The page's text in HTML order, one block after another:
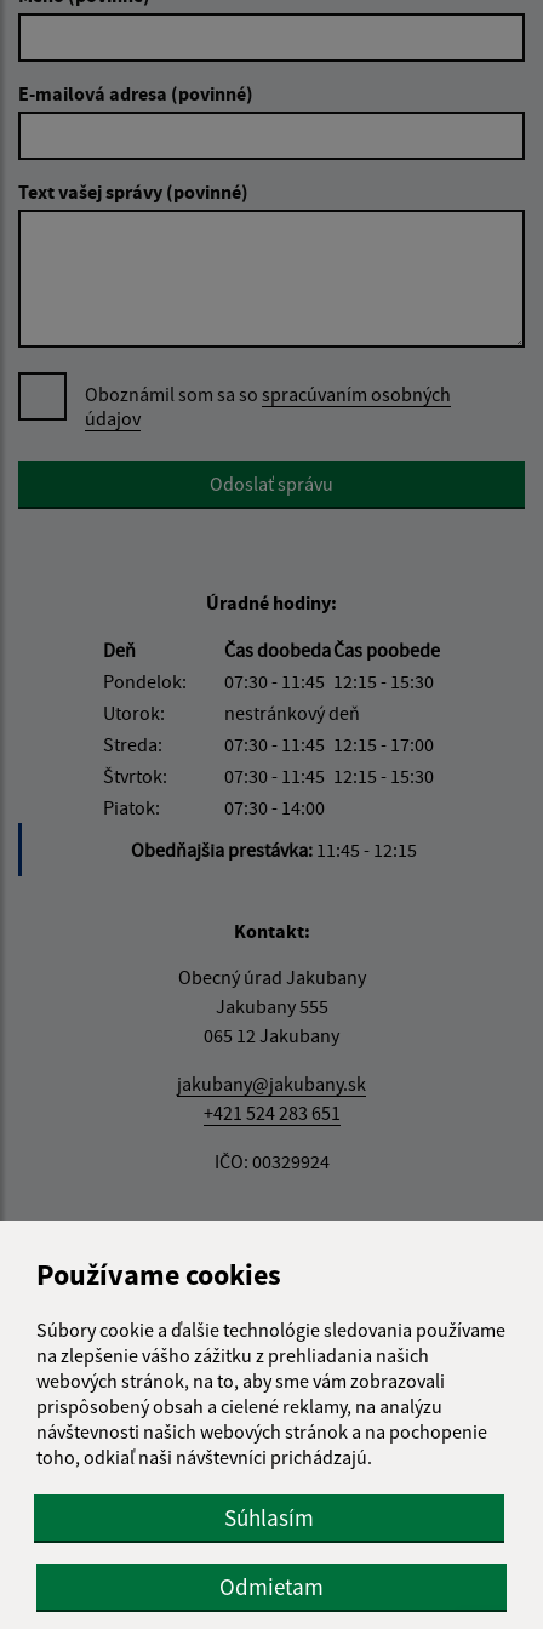
Používame cookies
Súbory cookie a ďalšie technológie sledovania používame
na zlepšenie vášho zážitku z prehliadania našich
webových stránok, na to, aby sme vám zobrazovali
prispôsobený obsah a cielené reklamy, na analýzu
návštevnosti našich webových stránok a na pochopenie
toho, odkiaľ naši návštevníci prichádzajú.
Súhlasím
Odmietam
E-mailová adresa (povinné)
Text vašej správy (povinné)
Oboznámil som sa so spracúvaním osobných
údajov
Google reCaptcha ResponseOdoslať správu
Úradné hodiny:
Deň
Čas doobedaČas poobede
Pondelok:
07:30 - 11:45 12:15 - 15:30
Utorok:
nestránkový deň
Streda:
07:30 - 11:45 12:15 - 17:00
Štvrtok:
07:30 - 11:45 12:15 - 15:30
Piatok:
07:30 - 14:00
Obedňajšia prestávka: 11:45 - 12:15
Kontakt:
Obecný úrad Jakubany
Jakubany 555
065 12 Jakubany
jakubany@jakubany.sk
+421 524 283 651
IČO: 00329924
Informácie o stránke: